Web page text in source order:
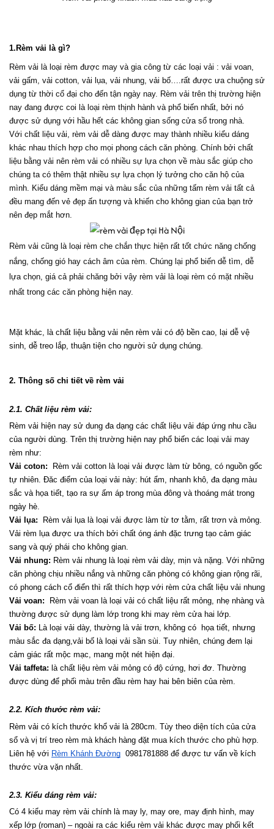
1.Rèm vải là gì?
Rèm vải là loại rèm được may và gia công từ các loại vải : vải voan,
vải gấm, vải cotton, vải lụa, vải nhung, vải bố….rất được ưa chuộng sử
dụng từ thời cổ đại cho đến tận ngày nay. Rèm vải trên thị trường hiện
nay đang được coi là loại rèm thịnh hành và phổ biến nhất, bởi nó
được sử dụng với hầu hết các không gian sống cửa sổ trong nhà.
Với chất liệu vải, rèm vải dễ dàng được may thành nhiều kiểu dáng
khác nhau thích hợp cho mọi phong cách căn phòng. Chính bởi chất
liệu bằng vải nên rèm vải có nhiều sự lựa chọn về màu sắc giúp cho
chúng ta có thêm thật nhiều sự lựa chọn lý tưởng cho căn hộ của
mình. Kiểu dáng mềm mại và màu sắc của những tấm rèm vải tất cả
đều mang đến vẻ đẹp ấn tượng và khiến cho không gian của bạn trở
nên đẹp mắt hơn.
Rèm vải cũng là loại rèm che chắn thực hiện rất tốt chức năng chống
nắng, chống gió hay cách âm của rèm. Chúng lại phổ biến dễ tìm, dễ
lựa chọn, giá cả phải chăng bởi vậy rèm vải là loại rèm có mặt nhiều
nhất trong các căn phòng hiện nay.
Mặt khác, là chất liệu bằng vải nên rèm vải có độ bền cao, lại dễ vệ
sinh, dễ treo lắp, thuận tiện cho người sử dụng chúng.
2. Thông số chi tiết về rèm vải
2.1. Chất liệu rèm vải:
Rèm vải hiện nay sử dung đa dạng các chất liệu vải đáp ứng nhu cầu
của người dùng. Trên thị trường hiện nay phổ biến các loại vải may
rèm như:
Vải coton: Rèm vải cotton là loại vải được làm từ bông, có nguồn gốc
tự nhiên. Đăc điểm của loại vải này: hút ẩm, nhanh khô, đa dạng màu
sắc và họa tiết, tạo ra sự ấm áp trong mùa đông và thoáng mát trong
ngày hè.
Vải lụa: Rèm vải lụa là loại vải được làm từ tơ tằm, rất trơn và mỏng.
Vải rèm lụa được ưa thích bởi chất óng ánh đặc trưng tạo cảm giác
sang và quý phái cho không gian.
Vải nhung: Rèm vải nhung là loại rèm vải dày, mịn và nặng. Với những
căn phòng chịu nhiều nắng và những căn phòng có không gian rộng rãi,
có phong cách cổ điển thì rất thích hợp với rèm cửa chất liệu vải nhung
Vải voan: Rèm vải voan là loại vải có chất liệu rất mỏng, nhẹ nhàng và
thường được sử dụng làm lớp trong khi may rèm cửa hai lớp.
Vải bố: Là loại vải dày, thường là vải trơn, không có  họa tiết, nhưng
màu sắc đa dạng,vải bố là loại vải sần sùi. Tuy nhiên, chúng đem lại
cảm giác rất mộc mạc, mang một nét hiện đại.
Vải taffeta: là chất liệu rèm vải mỏng có độ cứng, hơi đơ. Thường
được dùng để phối màu trên đầu rèm hay hai bên biên của rèm.
2.2. Kích thước rèm vải:
Rèm vải có kích thước khổ vải là 280cm. Tùy theo diện tích của cửa
sổ và vị trí treo rèm mà khách hàng đặt mua kích thước cho phù hợp.
Liên hệ với Rèm Khánh Đường 0981781888 để được tư vấn về kích
thước vừa vặn nhất.
2.3. Kiểu dáng rèm vải:
Có 4 kiểu may rèm vải chính là may ly, may ore, may định hình, may
xếp lớp (roman) – ngoài ra các kiểu rèm vải khác được may phối kết